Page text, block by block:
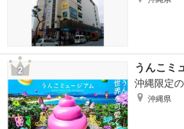
うんこミ
沖縄限定
沖縄県